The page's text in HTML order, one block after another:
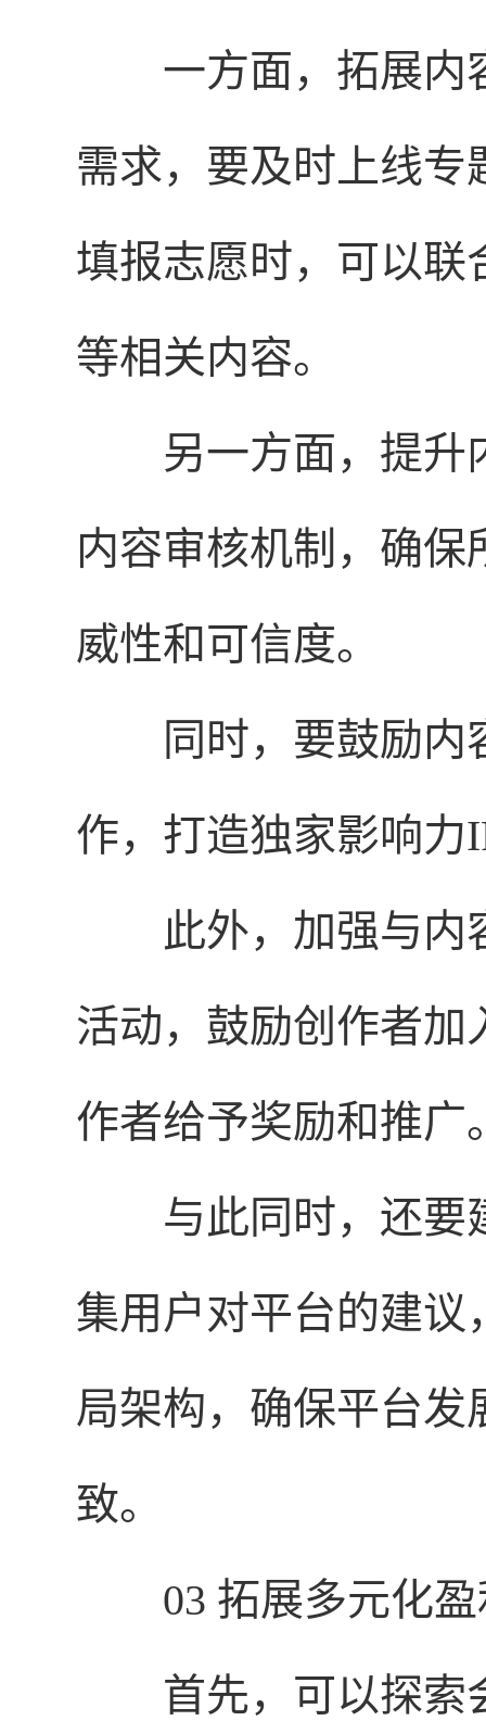
一方面，拓展内
需求，要及时上线
填报志愿时，可以联
等相关内容。
另一方面，提升
内容审核机制，确
威性和可信度。
同时，要鼓励内
作，打造独家影响力
此外，加强与
活动，鼓励创作者
作者给予奖励和推广
与此同时，还要
集用户对平台的建议
局架构，确保平台发
致。
03 拓展多元化
首先，可以探索